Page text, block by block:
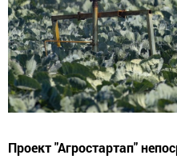
Проект "Агростартап"